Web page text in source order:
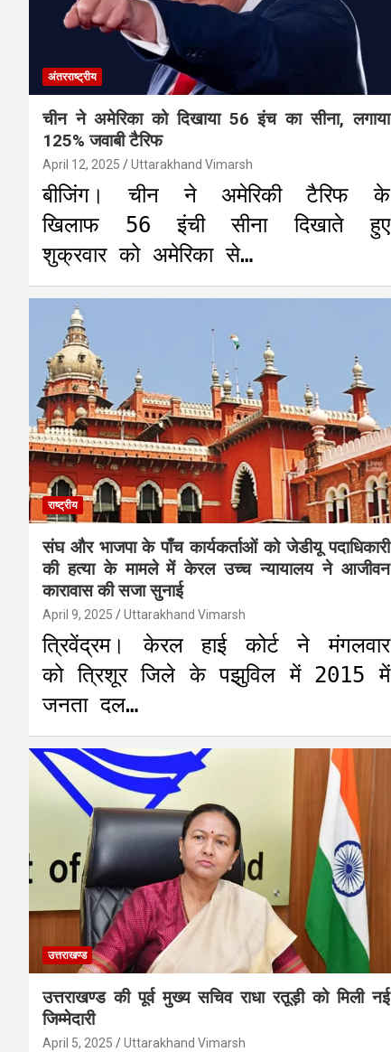
अंतरराष्ट्रीय
चीन ने अमेरिका को दिखाया 56 इंच का सीना, लगाया
125% जवाबी टैरिफ
April 12, 2025 Uttarakhand Vimarsh
बीजिंग। चीन ने अमेरिकी टैरिफ के
खिलाफ 56 इंची सीना दिखाते हुए
शुक्रवार को अमेरिका से…
राष्ट्रीय
संघ और भाजपा के पाँच कार्यकर्ताओं को जेडीयू पदाधिकारी
की हत्या के मामले में केरल उच्च न्यायालय ने आजीवन
कारावास की सजा सुनाई
April 9, 2025 Uttarakhand Vimarsh
त्रिवेंद्रम। केरल हाई कोर्ट ने मंगलवार
को त्रिशूर जिले के पझुविल में 2015 में
जनता दल…
उत्तराखण्ड
उत्तराखण्ड की पूर्व मुख्य सचिव राधा रतूड़ी को मिली नई
जिम्मेदारी
April 5, 2025 Uttarakhand Vimarsh